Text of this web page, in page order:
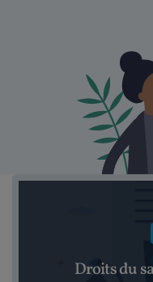
Droits du